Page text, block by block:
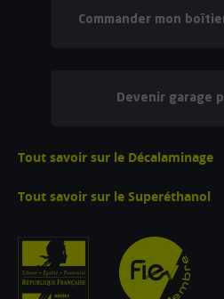
Commander mon
Devenir garage
Tout savoir sur le Décalaminage
Tout savoir sur le Superéthanol